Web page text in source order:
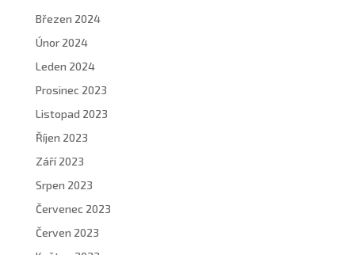
Březen 2024
Únor 2024
Leden 2024
Prosinec 2023
Listopad 2023
Říjen 2023
Září 2023
Srpen 2023
Červenec 2023
Červen 2023